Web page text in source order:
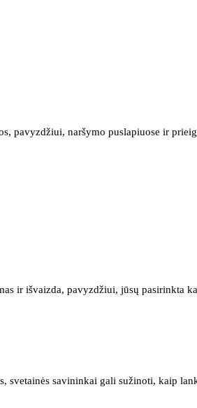
naršymo puslapiuose ir
ir išvaizda, pavyzdžiui, jūsų pasirinkta
svetainės savininkai gali sužinoti, kaip